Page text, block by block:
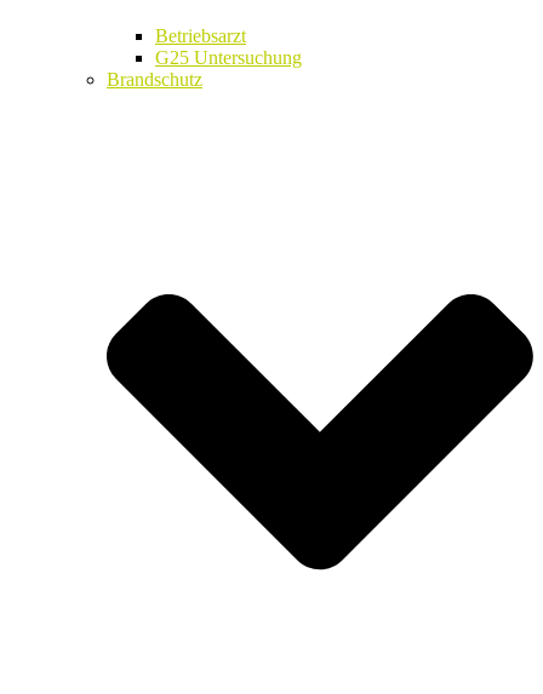
Betriebsarzt
G25 Untersuchung
Brandschutz